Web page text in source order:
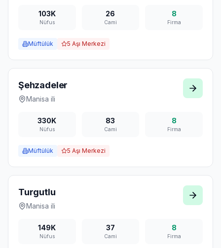
103K
Nüfus
26
Cami
8
Firma
Müftülük 5 Aşı Merkezi
Şehzadeler
Manisa ili
330K
Nüfus
83
Cami
8
Firma
Müftülük 5 Aşı Merkezi
Turgutlu
Manisa ili
149K
Nüfus
37
Cami
8
Firma